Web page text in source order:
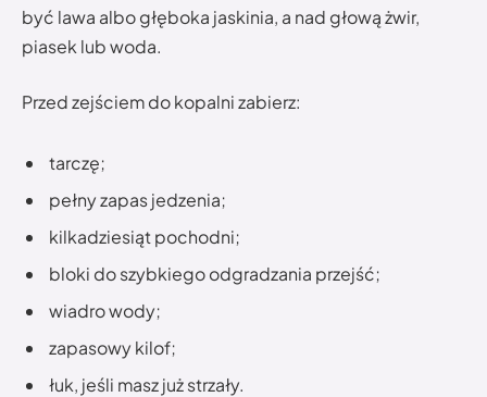
być lawa albo głęboka jaskinia, a nad głową żwir,
piasek lub woda.
Przed zejściem do kopalni zabierz:
tarczę;
pełny zapas jedzenia;
kilkadziesiąt pochodni;
bloki do szybkiego odgradzania przejść;
wiadro wody;
zapasowy kilof;
łuk, jeśli masz już strzały.